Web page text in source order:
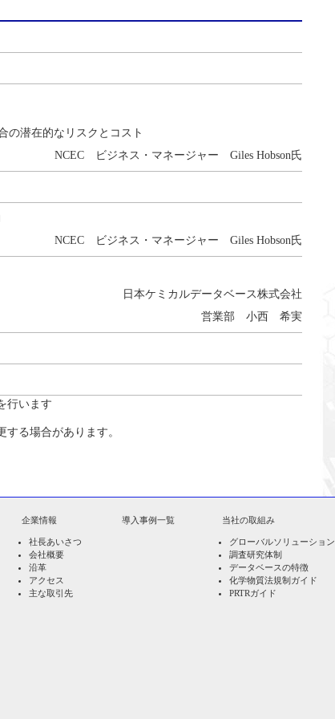
の潜在的なリスクとコスト
NCEC ビジネス・マネージャー Giles Hobson氏
NCEC ビジネス・マネージャー Giles Hobson氏
日本ケミカルデータベース株式会社
営業部 小西 希実
行います
る場合があります。
企業情報
社長あいさつ
会社概要
沿革
アクセス
主な取引先
導入事例一覧 当社の取組み
グローバルソリューション
調査研究体制
データベースの特徴
化学物質法規制ガイド
PRTRガイド